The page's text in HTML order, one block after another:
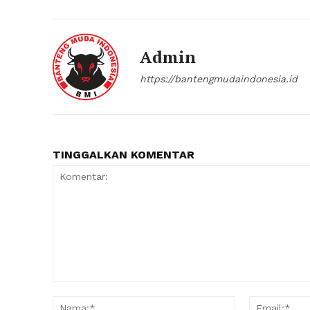
Admin
https://bantengmudaindonesia.id
TINGGALKAN KOMENTAR
Nama:*